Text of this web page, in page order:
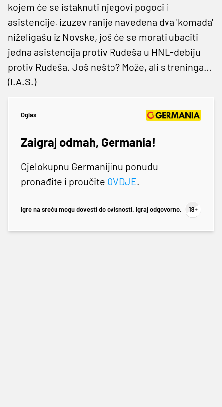
kojem će se istaknuti njegovi pogoci i
asistencije, izuzev ranije navedena dva 'komada'
niželigašu iz Novske, još će se morati ubaciti
jedna asistencija protiv Rudeša u HNL-debiju
protiv Rudeša. Još nešto? Može, ali s treninga…
(I.A.S.)
Oglas
Zaigraj odmah, Germania!
Cjelokupnu Germanijinu ponudu
pronađite i proučite OVDJE.
Igre na sreću mogu dovesti do ovisnosti. Igraj odgovorno.